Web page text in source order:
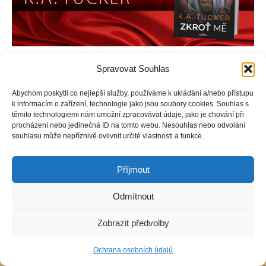
Spravovat Souhlas
Abychom poskytli co nejlepší služby, používáme k ukládání a/nebo přístupu
k informacím o zařízení, technologie jako jsou soubory cookies. Souhlas s
těmito technologiemi nám umožní zpracovávat údaje, jako je chování při
procházení nebo jedinečná ID na tomto webu. Nesouhlas nebo odvolání
souhlasu může nepříznivě ovlivnit určité vlastnosti a funkce.
Příjmout
Odmítnout
Zobrazit předvolby
Ochrana osobních údajů
může zničit. Má moc, peníze, vlastní hotel a také její tělo i
SEO